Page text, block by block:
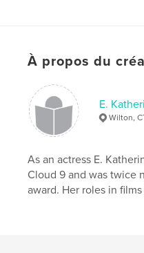
À propos du
E.
Wilton,
As an actress E.
Cloud 9 and was twice
award. Her roles in